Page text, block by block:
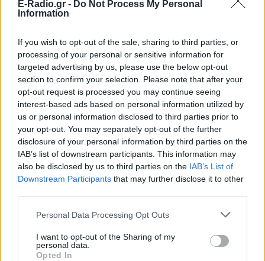
E-Radio.gr - Do Not Process My Personal
Information
If you wish to opt-out of the sale, sharing to third parties, or
processing of your personal or sensitive information for
targeted advertising by us, please use the below opt-out
section to confirm your selection. Please note that after your
opt-out request is processed you may continue seeing
interest-based ads based on personal information utilized by
us or personal information disclosed to third parties prior to
your opt-out. You may separately opt-out of the further
disclosure of your personal information by third parties on the
IAB’s list of downstream participants. This information may
also be disclosed by us to third parties on the IAB’s List of
Downstream Participants that may further disclose it to other
Personal Data Processing Opt Outs
I want to opt-out of the Sharing of my
personal data.
Opted In
επαναφέρει τη συζήτηση για το λεγόμενο
Ουκρανία: Βίντεο σοκ με
19χρονο να οδηγείται με τη βία
για επιστράτευση ‑ Τι είναι το
«busification»
ΣΉΜΕΡΑ
Βίντεο που φέρεται να δείχνει βίαιη
μεταφορά άνδρα για στρατιωτική
επιστράτευση στην Ουκρανία
επαναφέρει τη συζήτηση για το λεγόμενο
«busification».
Πάρο: 4χρονος έχασε τη ζωή
του σε πισίνα beach bar –
ανασύρει
ΣΉΜΕΡΑ
Ο ιδιοκτήτης του beach bar και οι γονείς
του μικρού προσήχθησαν από τις αρχές -
σύμφωνα με πληροφορίες, κανείς δεν